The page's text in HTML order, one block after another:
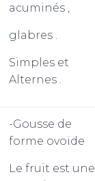
acuminés ,
glabres .
Simples et
Alternes .
-Gousse de
forme ovoïde
Le fruit est une